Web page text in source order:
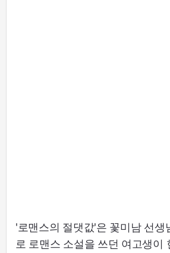
'로맨스의 절댓값'은 꽃미남 선생
로 로맨스 소설을 쓰던 여고생이